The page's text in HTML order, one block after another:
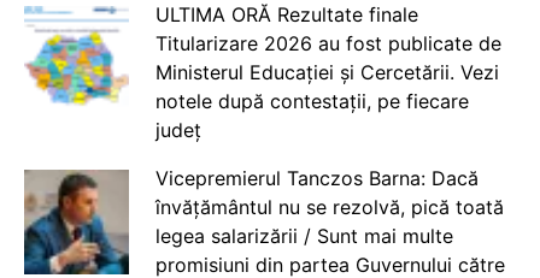
ULTIMA ORĂ Rezultate finale
Titularizare 2026 au fost publicate de
Ministerul Educației și Cercetării. Vezi
notele după contestații, pe fiecare
județ
Vicepremierul Tanczos Barna: Dacă
învățământul nu se rezolvă, pică toată
legea salarizării / Sunt mai multe
promisiuni din partea Guvernului către